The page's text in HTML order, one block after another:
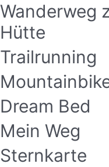
Wanderweg
Hütte
Trailrunning
Dream Bed
Mein Weg
Sternkarte